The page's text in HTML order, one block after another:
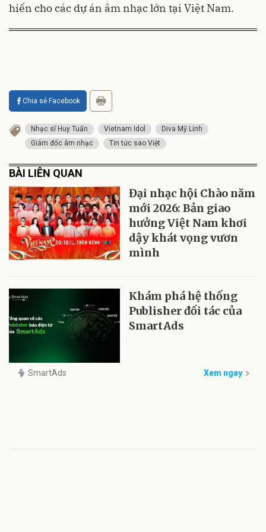
hiến cho các dự án âm nhạc lớn tại Việt Nam.
Chia sẻ Facebook
Nhạc sĩ Huy Tuấn Vietnam Idol
Diva Mỹ Linh
Giám đốc âm nhạc
Tin tức sao Việt
BÀI LIÊN QUAN
Đại nhạc hội Chào năm
mới 2026: Bản giao
hưởng Việt Nam khơi
dậy khát vọng vươn
mình
Khám phá hệ thống
Publisher đối tác của
SmartAds
SmartAds Xem ngay